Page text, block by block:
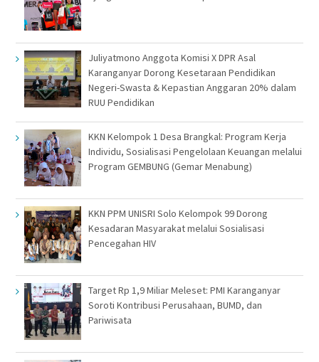
Juliyatmono Anggota Komisi X DPR Asal
Karanganyar Dorong Kesetaraan Pendidikan
Negeri-Swasta & Kepastian Anggaran 20% dalam
RUU Pendidikan
KKN Kelompok 1 Desa Brangkal: Program Kerja
Individu, Sosialisasi Pengelolaan Keuangan melalui
Program GEMBUNG (Gemar Menabung)
KKN PPM UNISRI Solo Kelompok 99 Dorong
Kesadaran Masyarakat melalui Sosialisasi
Pencegahan HIV
Target Rp 1,9 Miliar Meleset: PMI Karanganyar
Soroti Kontribusi Perusahaan, BUMD, dan
Pariwisata